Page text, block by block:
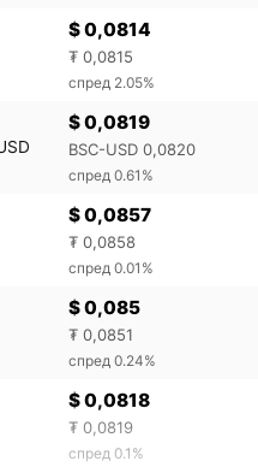
$ 0,0814
₮ 0,0815
спред 2.05%
$ 0,0819
BSC-USD 0,0820
спред 0.61%
$ 0,0857
₮ 0,0858
спред 0.01%
$ 0,085
₮ 0,0851
спред 0.24%
$ 0,0818
₮ 0,0819
спред 0.1%